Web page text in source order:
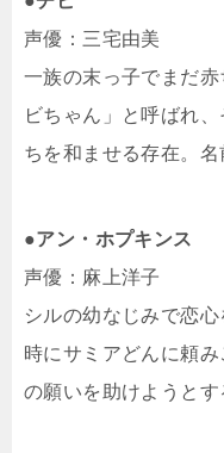
声優：三宅由美
一族の末っ子でまだ
ビちゃん」と呼ばれ
ちを和ませる存在。名
●アン・ホプキンス
声優：麻上洋子
シルの幼なじみで恋
時にサミアどんに頼
の願いを助けようとす